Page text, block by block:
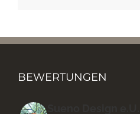
BEWERTUNGEN